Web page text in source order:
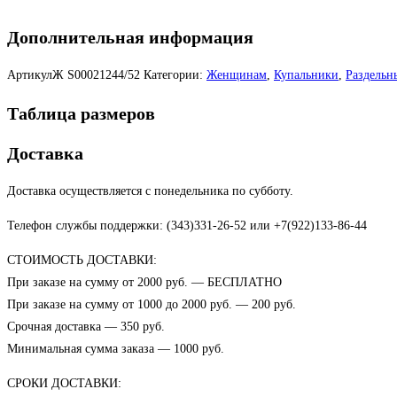
Дополнительная информация
АртикулЖ S00021244/52 Категории: Женщинам, Купальники,
Таблица размеров
Доставка
Доставка осуществляется с понедельника по субботу.
Телефон службы поддержки: (343)331-26-52 или +7(922)133-86-44
СТОИМОСТЬ ДОСТАВКИ:
При заказе на сумму от 2000 руб. — БЕСПЛАТНО
При заказе на сумму от 1000 до 2000 руб. — 200 руб.
Срочная доставка — 350 руб.
Минимальная сумма заказа — 1000 руб.
СРОКИ ДОСТАВКИ: